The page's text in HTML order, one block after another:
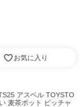
お気に入り
アスベル TOYSTO
麦茶ポット ピッチャ